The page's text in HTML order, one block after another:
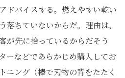
ドバイスする。燃えやすい乾い
落ちていないからだ。理由は、
が先に拾っているからだそう
ーなどであらかじめ購入してお
ニング（棒で刃物の背をたたく